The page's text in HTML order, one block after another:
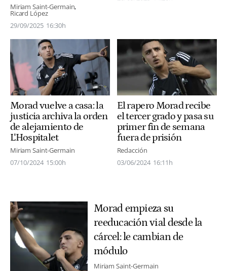
Miriam Saint-Germain
Ricard López
29/09/2025 16:30h
Morad vuelve a casa: la
justicia archiva la orden
de alejamiento de
L'Hospitalet
Miriam Saint-Germain
07/10/2024 15:00h
El rapero Morad recibe
el tercer grado y pasa su
primer fin de semana
fuera de prisión
Redacción
03/06/2024 16:11h
Morad empieza su
reeducación vial desde la
cárcel: le cambian de
módulo
Miriam Saint-Germain